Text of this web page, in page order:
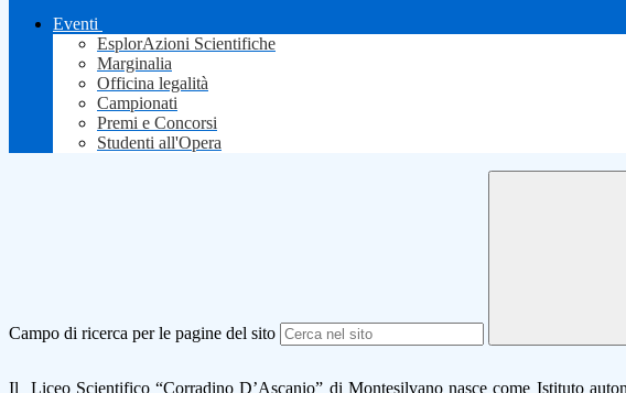
Eventi
EsplorAzioni Scientifiche
Marginalia
Officina legalità
Campionati
Premi e Concorsi
Studenti all'Opera
Campo di ricerca per le pagine del sito
Il Liceo Scientifico “Corradino D’Ascanio” di Montesilvano nasce come Istituto